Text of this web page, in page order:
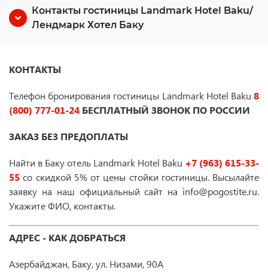
Контакты гостиницы Landmark Hotel Baku/
Лендмарк Хотел Баку
КОНТАКТЫ
Телефон бронирования гостиницы Landmark Hotel Baku 8
(800) 777-01-24 БЕСПЛАТНЫЙ ЗВОНОК ПО РОССИИ
ЗАКАЗ БЕЗ ПРЕДОПЛАТЫ
Найти в Баку отель Landmark Hotel Baku +7 (963) 615-33-
55 со скидкой 5% от цены стойки гостиницы. Высылайте
заявку на наш официальный сайт на info@pogostite.ru.
Укажите ФИО, контакты.
АДРЕС - КАК ДОБРАТЬСЯ
Азербайджан, Баку, ул. Низами, 90А